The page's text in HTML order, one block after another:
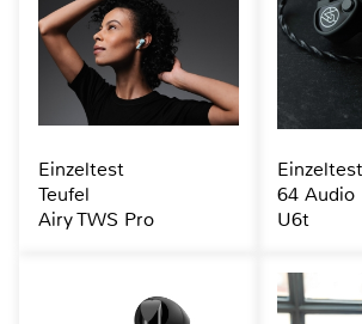
Einzeltest
Teufel
Airy TWS Pro
Einzeltest
64 Audio
U6t